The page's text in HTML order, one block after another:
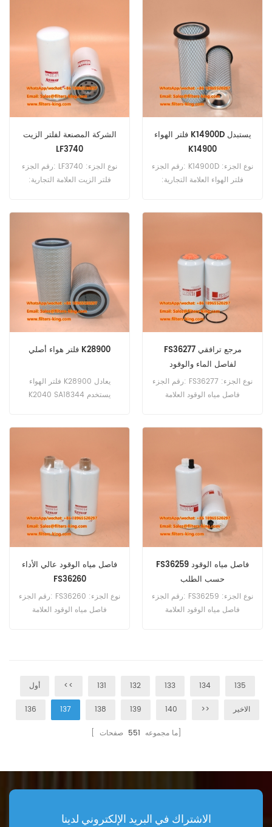
الشركة المصنعة لفلتر الزيت
LF3740
رقم الجزء: LF3740 نوع الجزء:
فلتر الزيت العلامة التجارية:
فلتر الهواء K14900D يستبدل
K14900
رقم الجزء: K14900D نوع الجزء:
فلتر الهواء العلامة التجارية:
فلتر هواء أصلي K28900
فلتر الهواء K28900 يعادل
K2040 SA18344 يستخدم
FS36277 مرجع ترافقي
لفاصل الماء والوقود
رقم الجزء: FS36277 نوع الجزء:
فاصل مياه الوقود العلامة
فاصل مياه الوقود عالي الأداء
FS36260
رقم الجزء: FS36260 نوع الجزء:
فاصل مياه الوقود العلامة
FS36259 فاصل مياه الوقود
حسب الطلب
رقم الجزء: FS36259 نوع الجزء:
فاصل مياه الوقود العلامة
أول << 131 132 133 134 135
136 137 138 139 140 >> الاخير
[ ما مجموعه 551 صفحات]
الاشتراك في البريد الإلكتروني لدينا